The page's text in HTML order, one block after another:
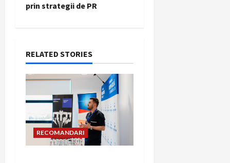
t
a
v
i
g
prin strategii de PR
RELATED STORIES
RECOMANDARI